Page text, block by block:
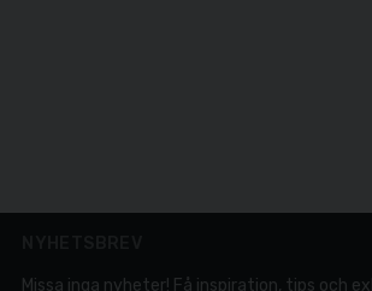
Missa inga nyheter! Få inspiration, tips och